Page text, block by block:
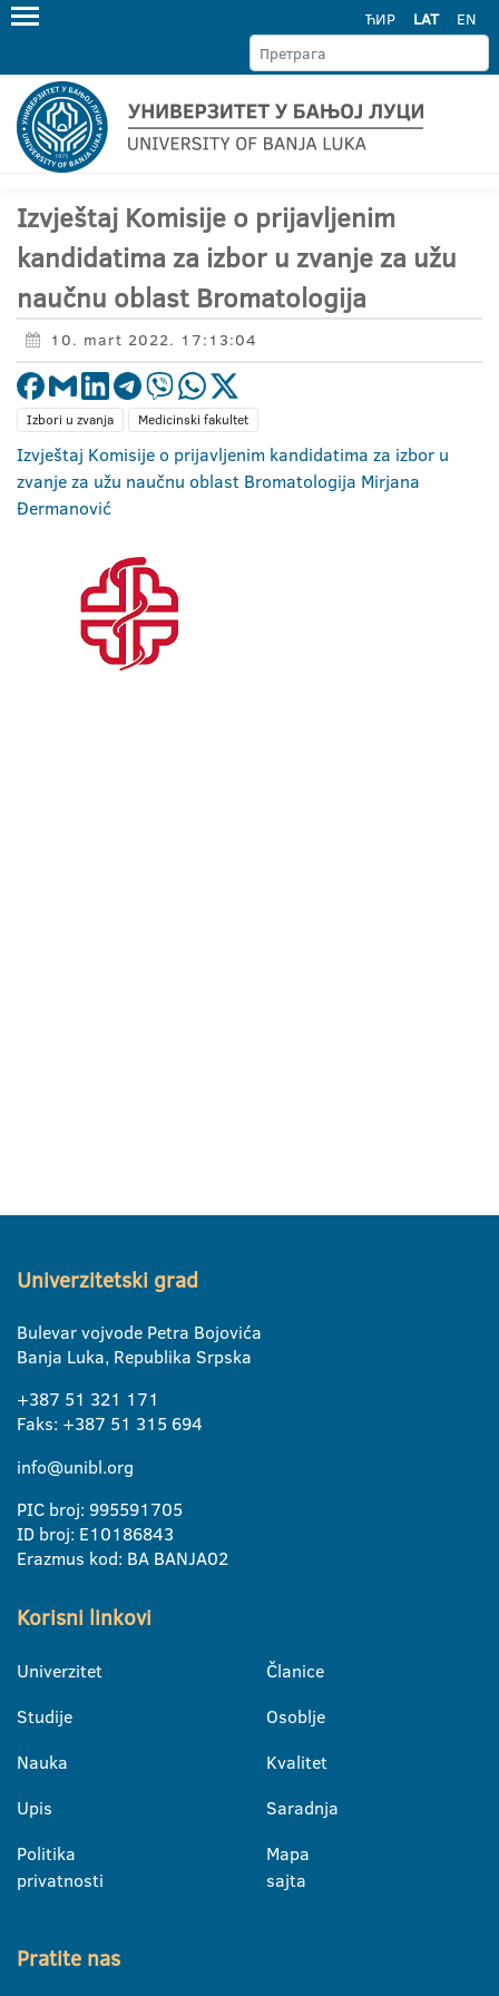
ЋИР LAT EN
Izvještaj Komisije o prijavljenim
kandidatima za izbor u zvanje za užu
naučnu oblast Bromatologija
10. mart 2022. 17:13:04
Izbori u zvanja Medicinski fakultet
Izvještaj Komisije o prijavljenim kandidatima za izbor u
zvanje za užu naučnu oblast Bromatologija Mirjana
Đermanović
Univerzitetski grad
Bulevar vojvode Petra Bojovića
Banja Luka, Republika Srpska
+387 51 321 171
Faks: +387 51 315 694
info@unibl.org
PIC broj: 995591705
ID broj: E10186843
Erazmus kod: BA BANJA02
Korisni linkovi
Univerzitet
Studije
Nauka
Upis
Politika
privatnosti
Članice
Osoblje
Kvalitet
Saradnja
Mapa
sajta
Pratite nas